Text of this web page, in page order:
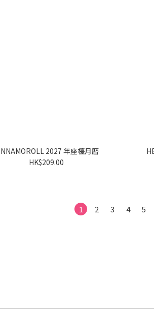
CINNAMOROLL 2027 年座檯月曆
HK$209.00
1 2 3 4 5